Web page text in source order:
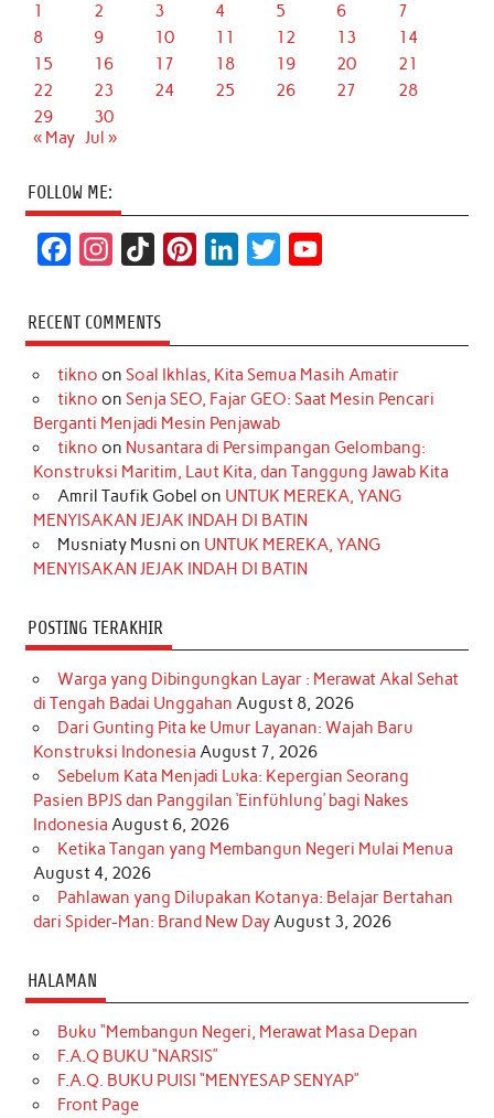
1 2 3 4 5 6
7
8
9 10 11 12 13
14
15
16 17 18 19 20
21
22
23 24 25 26 27
28
29
30
« May Jul »
FOLLOW ME:
c
e
b
o
k
s
t
a
r
a
m
k
T
o
k
t
e
r
e
s
t
k
e
d
I
n
t
t
r
T
u
e
RECENT COMMENTS
tikno on Soal Ikhlas, Kita Semua Masih Amatir
tikno on Senja SEO, Fajar GEO: Saat Mesin Pencari
Berganti Menjadi Mesin Penjawab
tikno on Nusantara di Persimpangan Gelombang:
Konstruksi Maritim, Laut Kita, dan Tanggung Jawab Kita
Amril Taufik Gobel on UNTUK MEREKA, YANG
MENYISAKAN JEJAK INDAH DI BATIN
Musniaty Musni on UNTUK MEREKA, YANG
MENYISAKAN JEJAK INDAH DI BATIN
POSTING TERAKHIR
Warga yang Dibingungkan Layar : Merawat Akal Sehat
di Tengah Badai Unggahan August 8, 2026
Dari Gunting Pita ke Umur Layanan: Wajah Baru
Konstruksi Indonesia August 7, 2026
Sebelum Kata Menjadi Luka: Kepergian Seorang
Pasien BPJS dan Panggilan ‘Einfühlung’ bagi Nakes
Indonesia August 6, 2026
Ketika Tangan yang Membangun Negeri Mulai Menua
August 4, 2026
Pahlawan yang Dilupakan Kotanya: Belajar Bertahan
dari Spider-Man: Brand New DayAugust 3, 2026
HALAMAN
Buku “Membangun Negeri, Merawat Masa Depan
F.A.Q BUKU “NARSIS”
F.A.Q. BUKU PUISI “MENYESAP SENYAP”
Front Page